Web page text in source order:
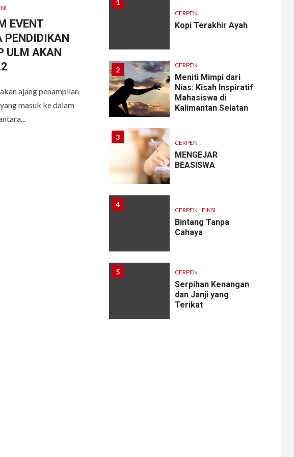
EVENT
ULM AKAN
ajang penampilan
masuk ke dalam
1
CERPEN
Kopi Terakhir Ayah
2 CERPEN
Meniti Mimpi dari
Nias: Kisah Inspiratif
Mahasiswa di
Kalimantan Selatan
3
CERPEN
MENGEJAR
BEASISWA
4
CERPEN FIKSI
Bintang Tanpa
Cahaya
5 CERPEN
Serpihan Kenangan
dan Janji yang
Terikat